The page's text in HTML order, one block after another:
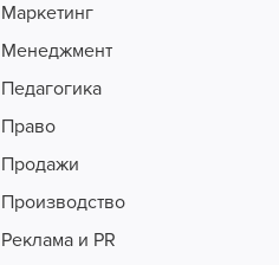
Маркетинг
Менеджмент
Педагогика
Право
Продажи
Производство
Реклама и PR